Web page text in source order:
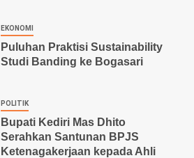
EKONOMI
Puluhan Praktisi Sustainability
Studi Banding ke Bogasari
POLITIK
Bupati Kediri Mas Dhito
Serahkan Santunan BPJS
Ketenagakerjaan kepada Ahli